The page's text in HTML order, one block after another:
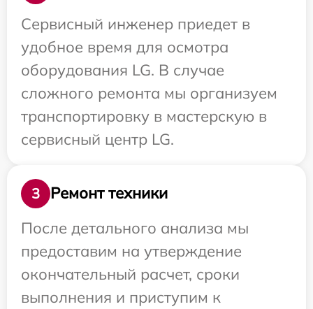
Сервисный инженер приедет в
удобное время для осмотра
оборудования LG. В случае
сложного ремонта мы организуем
транспортировку в мастерскую в
сервисный центр LG.
3
Ремонт техники
После детального анализа мы
предоставим на утверждение
окончательный расчет, сроки
выполнения и приступим к